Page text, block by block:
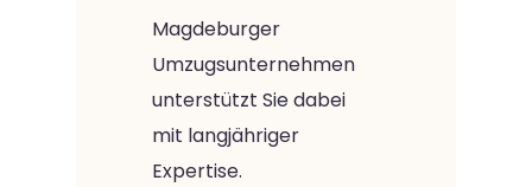
Magdeburger
Umzugsunternehmen
unterstützt Sie dabei
mit langjähriger
Expertise.